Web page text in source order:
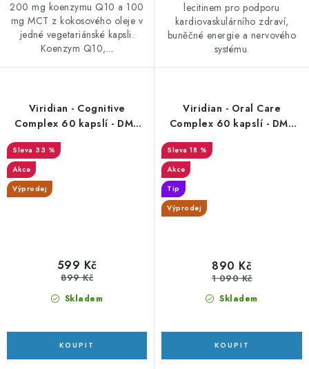
200 mg koenzymu Q10 a 100
mg MCT z kokosového oleje v
jedné vegetariánské kapsli.
Koenzym Q10,...
lecitinem pro podporu
kardiovaskulárního zdraví,
buněčné energie a nervového
systému.
Viridian - Cognitive
Complex 60 kapslí - DMS
33 %
Akce
Výprodej
Skladem
599 Kč
899 Kč
Viridian - Oral Care
Complex 60 kapslí - DMS
18 %
Akce
Tip
Výprodej
Skladem
890 Kč
1 090 Kč